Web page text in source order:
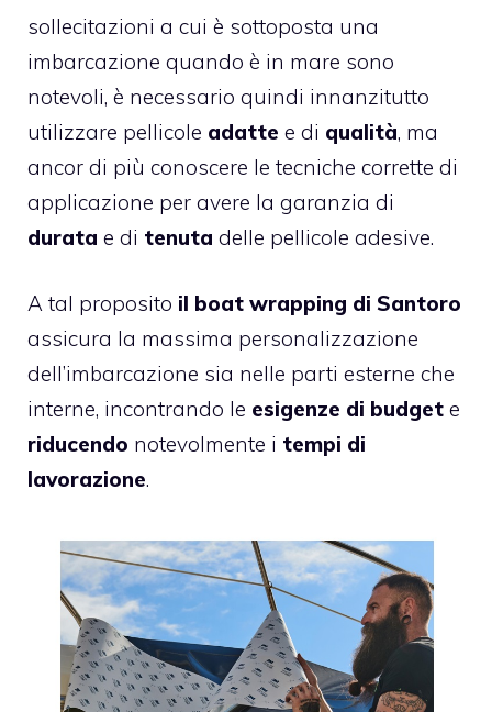
sollecitazioni a cui è sottoposta una
imbarcazione quando è in mare sono
notevoli, è necessario quindi innanzitutto
utilizzare pellicole adatte e di qualità, ma
ancor di più conoscere le tecniche corrette di
applicazione per avere la garanzia di
durata e di tenuta delle pellicole adesive.
A tal proposito il boat wrapping di Santoro
assicura la massima personalizzazione
dell’imbarcazione sia nelle parti esterne che
interne, incontrando le esigenze di budget e
riducendo notevolmente i tempi di
lavorazione.